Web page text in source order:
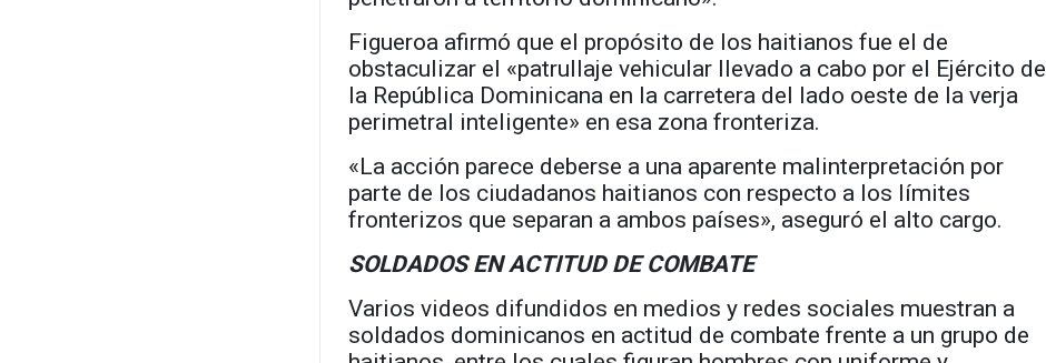
Figueroa afirmó que el propósito de los haitianos fue el de
obstaculizar el «patrullaje vehicular llevado a cabo por el Ejército de
la República Dominicana en la carretera del lado oeste de la verja
perimetral inteligente» en esa zona fronteriza.
«La acción parece deberse a una aparente malinterpretación por
parte de los ciudadanos haitianos con respecto a los límites
fronterizos que separan a ambos países», aseguró el alto cargo.
SOLDADOS EN ACTITUD DE COMBATE
Varios videos difundidos en medios y redes sociales muestran a
soldados dominicanos en actitud de combate frente a un grupo de